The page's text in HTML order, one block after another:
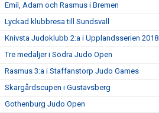
Emil, Adam och Rasmus i Bremen
Lyckad klubbresa till Sundsvall
Knivsta Judoklubb 2:a i Upplandsserien 2018
Tre medaljer i Södra Judo Open
Rasmus 3:a i Staffanstorp Judo Games
Skärgårdscupen i Gustavsberg
Gothenburg Judo Open